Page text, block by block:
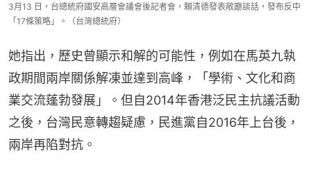
3月13 日，台總統府國安高層會議會後記者會，賴清德發表敞廳談話，發布反中
「17條策略」。（台灣總統府）
她指出，歷史曾顯示和解的可能性，例如在馬英九執
政期間兩岸關係解凍並達到高峰，「學術、文化和商
業交流蓬勃發展」。但自2014年香港泛民主抗議活動
之後，台灣民意轉趨疑慮，民進黨自2016年上台後，
兩岸再陷對抗。